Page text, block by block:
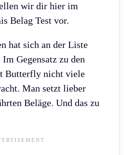
wir dir hier im
Belag Test vor.
hat sich an der Liste
Gegensatz zu den
Butterfly nicht viele
Man setzt lieber
Beläge. Und das zu